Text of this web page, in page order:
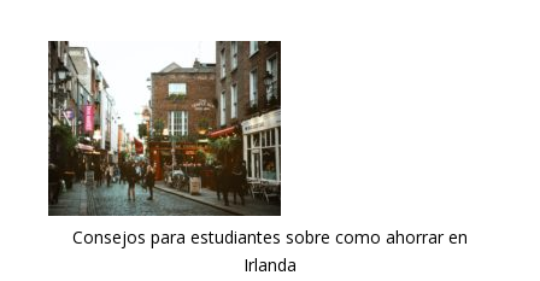
Consejos para estudiantes sobre como ahorrar en
Irlanda